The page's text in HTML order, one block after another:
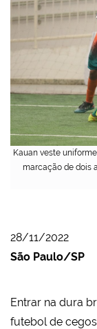
Kauan veste
marcação de dois
28/11/2022
São Paulo/SP
Entrar na dura
futebol de